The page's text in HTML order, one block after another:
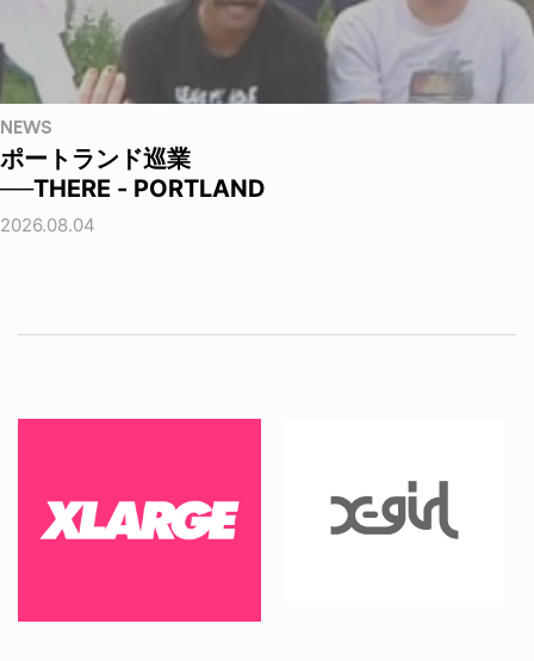
NEWS
ポートランド巡業
──THERE - PORTLAND
2026.08.04